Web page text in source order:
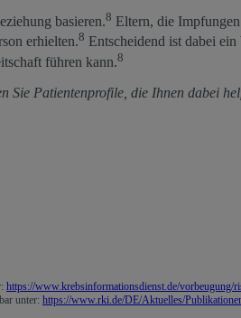
basieren.8 Eltern, die
erhielten.8 Entscheidend ist dabei ein
führen kann.8
Sie Patientenprofile, die Ihnen dabei
https://www.krebsinformationsdienst.de/vorbeugung/
unter: https://www.rki.de/DE/Aktuelles/